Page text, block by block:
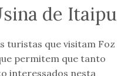
de Itaipu
turistas que visitam Foz
permitem que tanto
interessados nesta